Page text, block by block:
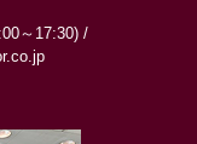
～17:30) /